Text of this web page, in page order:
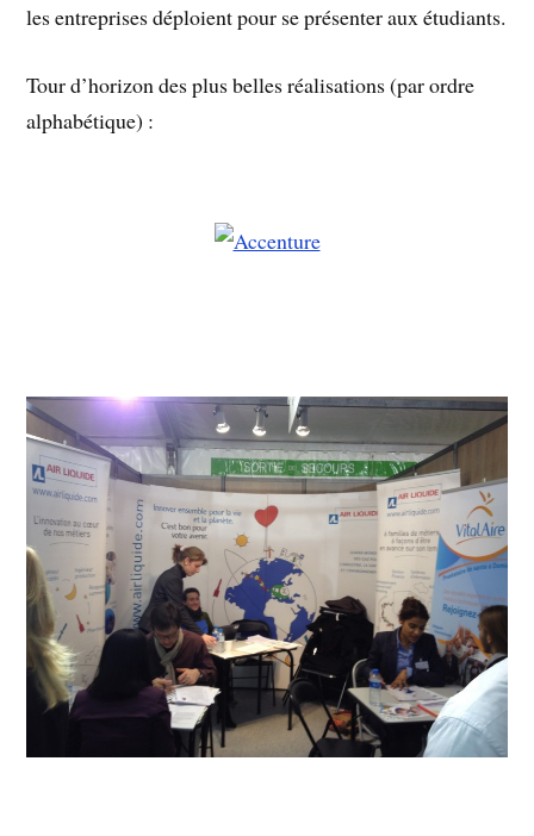
les entreprises déploient pour se présenter aux étudiants.
Tour d’horizon des plus belles réalisations (par ordre
alphabétique) :